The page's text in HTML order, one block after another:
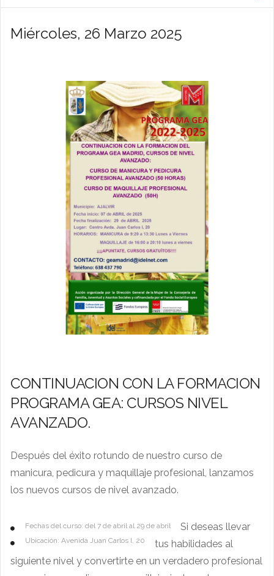
Miércoles, 26 Marzo 2025
CONTINUACION CON LA FORMACION
PROGRAMA GEA: CURSOS NIVEL
AVANZADO.
Después del éxito rotundo de nuestro curso de
manicura, pedicura y maquillaje profesional, lanzamos
los nuevos cursos de nivel avanzado.
Fechas del curso: del 7 de abril al 29 de abril
Ubicación: Avenida Juan Carlos I, 20
Si deseas llevar
tus habilidades al
siguiente nivel y convertirte en un verdadero profesional